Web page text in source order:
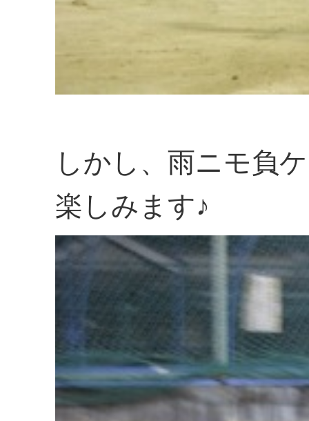
しかし、雨ニモ負
楽しみます♪